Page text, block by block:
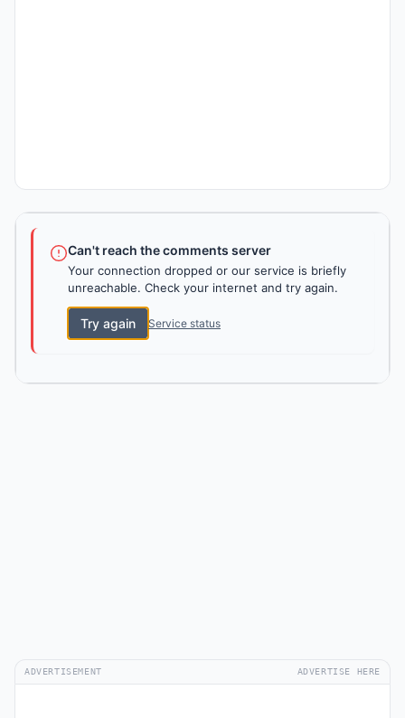
Can't reach the comments server
Your connection dropped or our service is briefly
unreachable. Check your internet and try again.
Try again Service status
ADVERTISEMENT ADVERTISE HERE